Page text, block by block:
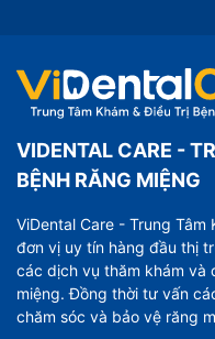
VIDENTAL CARE -
BỆNH RĂNG MIỆNG
ViDental Care - Trung Tâm
đơn vị uy tín hàng đầu thị
các dịch vụ thăm khám và
miệng. Đồng thời tư vấn
chăm sóc và bảo vệ răng